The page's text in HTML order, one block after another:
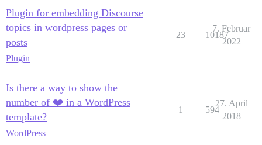
Plugin for embedding Discourse
topics in wordpress pages or
posts
Plugin
23 10187
7. Februar
2022
Is there a way to show the
number of ❤️ in a WordPress
template?
WordPress
1 594
27. April
2018